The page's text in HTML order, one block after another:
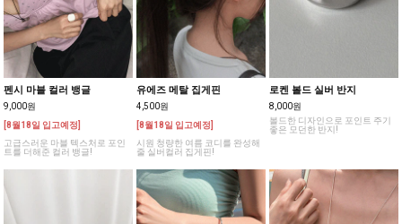
펜시 마블 컬러 뱅글
9,000원
[8월18일 입고예정]
고급스러운 마블 텍스처로 포인
트를 더해준 컬러 뱅글!
유에즈 메탈 집게핀
4,500원
[8월18일 입고예정]
시원 청량한 여름 코디를 완성해
줄 실버컬러 집게핀!
로켄 볼드 실버 반지
8,000원
볼드한 디자인으로 포인트 주기
좋은 모던한 반지!